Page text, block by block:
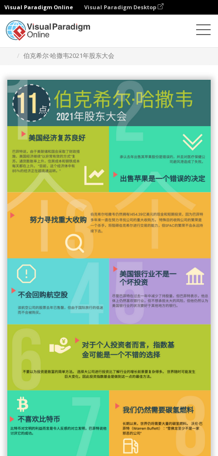
Visual Paradigm Online Visual Paradigm Desktop
伯克希尔·哈撒韦2021年股东大会